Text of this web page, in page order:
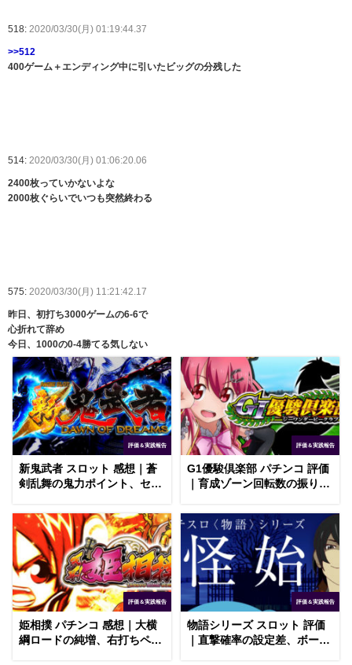
518: 2020/03/30(月) 01:19:44.37
>>512
400ゲーム＋エンディング中に引いたビッグの分残した
514: 2020/03/30(月) 01:06:20.06
2400枚っていかないよな
2000枚ぐらいでいつも突然終わる
575: 2020/03/30(月) 11:21:42.17
昨日、初打ち3000ゲームの6-6で
心折れて辞め
今日、1000の0-4勝てる気しない
評価＆実践報告
新鬼武者 スロット 感想｜蒼
剣乱舞の鬼力ポイント、セリ
評価＆実践報告
G1優駿倶楽部 パチンコ 評価
｜育成ゾーン回転数の振り分
評価＆実践報告
姫相撲 パチンコ 感想｜大横
綱ロードの純増、右打ちペナ
評価＆実践報告
物語シリーズ スロット 評価
｜直撃確率の設定差、ボーナ